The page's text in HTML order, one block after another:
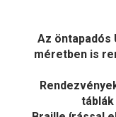
Az öntapadós
méretben is